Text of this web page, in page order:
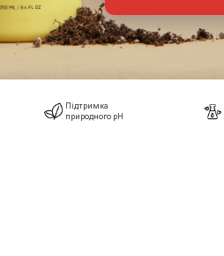
Підтримка
природного pH